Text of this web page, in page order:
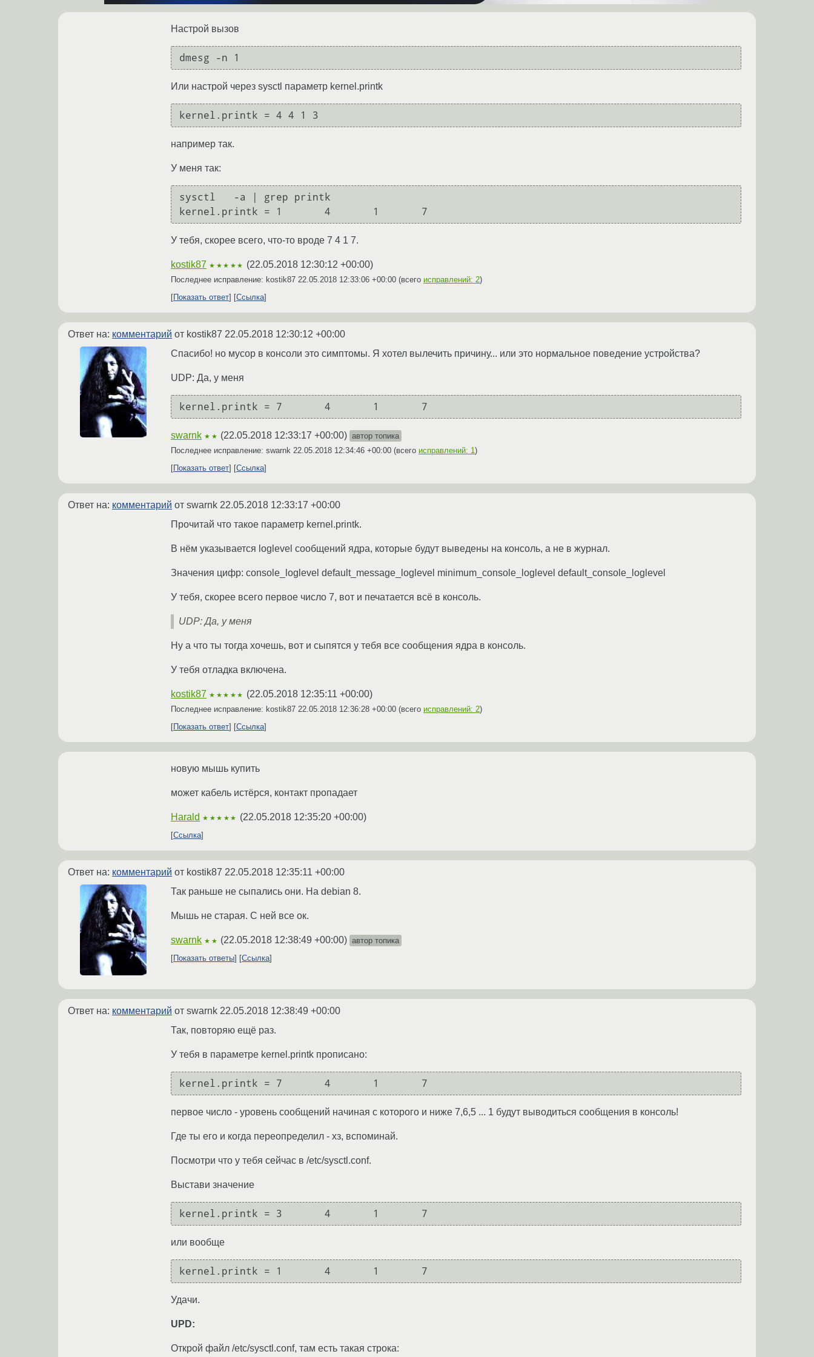
Настрой вызов
Или настрой через sysctl параметр kernel.printk
например так.
У меня так:
sysctl   -a | grep printk
У тебя, скорее всего, что-то вроде 7 4 1 7.
kostik87 ★★★★★ (22.05.2018 12:30:12 +00:00)
Последнее исправление: kostik87 22.05.2018 12:33:06 +00:00 (всего исправлений: 2)
Показать ответ
Ссылка
Ответ на: комментарий от kostik87 22.05.2018 12:30:12 +00:00
Спасибо! но мусор в консоли это симптомы. Я хотел вылечить причину... или это нормальное поведение устройства?
UDP: Да, у меня
swarnk ★★ (22.05.2018 12:33:17 +00:00) автор топика
Последнее исправление: swarnk 22.05.2018 12:34:46 +00:00 (всего исправлений: 1)
Показать ответ
Ссылка
Ответ на: комментарий от swarnk 22.05.2018 12:33:17 +00:00
Прочитай что такое параметр kernel.printk.
В нём указывается loglevel сообщений ядра, которые будут выведены на консоль, а не в журнал.
Значения цифр: console_loglevel default_message_loglevel minimum_console_loglevel default_console_loglevel
У тебя, скорее всего первое число 7, вот и печатается всё в консоль.
UDP: Да, у меня
Ну а что ты тогда хочешь, вот и сыпятся у тебя все сообщения ядра в консоль.
У тебя отладка включена.
kostik87 ★★★★★ (22.05.2018 12:35:11 +00:00)
Последнее исправление: kostik87 22.05.2018 12:36:28 +00:00 (всего исправлений: 2)
Показать ответ
Ссылка
новую мышь купить
может кабель истёрся, контакт пропадает
Harald ★★★★★ (22.05.2018 12:35:20 +00:00)
Ссылка
Ответ на: комментарий от kostik87 22.05.2018 12:35:11 +00:00
Так раньше не сыпались они. На debian 8.
Мышь не старая. С ней все ок.
swarnk ★★ (22.05.2018 12:38:49 +00:00) автор топика
Показать ответы
Ссылка
Ответ на: комментарий от swarnk 22.05.2018 12:38:49 +00:00
Так, повторяю ещё раз.
У тебя в параметре kernel.printk прописано:
первое число - уровень сообщений начиная с которого и ниже 7,6,5 ... 1 будут выводиться сообщения в консоль!
Где ты его и когда переопределил - хз, вспоминай.
Посмотри что у тебя сейчас в /etc/sysctl.conf.
Выстави значение
или вообще
Удачи.
UPD:
Открой файл /etc/sysctl.conf, там есть такая строка: